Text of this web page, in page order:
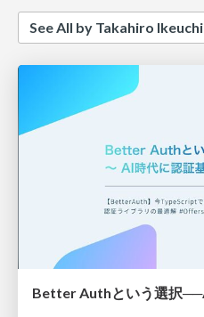
See All by Takahiro Ikeuchi